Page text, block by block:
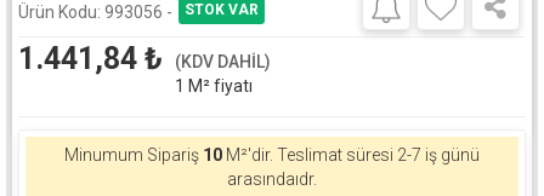
Ürün Kodu: 993056 -
1.441,84 ₺
(KDV DAHİL)
1 M² fiyatı
Minumum Sipariş 10 M²'dir. Teslimat süresi 2-7 iş günü
arasındaıdr.